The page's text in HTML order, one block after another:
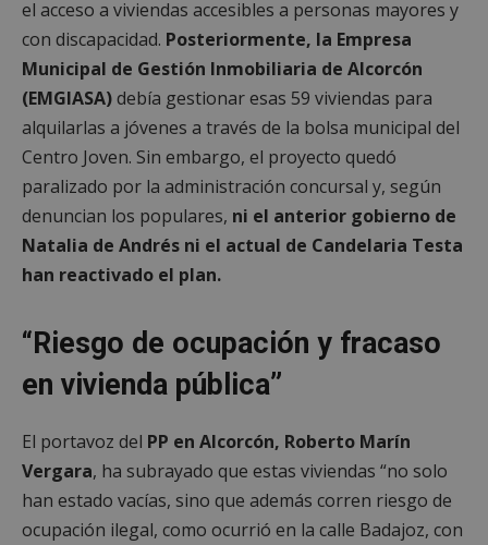
el acceso a viviendas accesibles a personas mayores y
con discapacidad. Posteriormente, la Empresa
Municipal de Gestión Inmobiliaria de Alcorcón
(EMGIASA)debía gestionar esas 59 viviendas para
alquilarlas a jóvenes a través de la bolsa municipal del
Centro Joven. Sin embargo, el proyecto quedó
paralizado por la administración concursal y, según
denuncian los populares, ni el anterior gobierno de
Natalia de Andrés ni el actual de Candelaria Testa
han reactivado el plan.
“Riesgo de ocupación y fracaso
en vivienda pública”
El portavoz del PP en Alcorcón, Roberto Marín
Vergara, ha subrayado que estas viviendas “no solo
han estado vacías, sino que además corren riesgo de
ocupación ilegal, como ocurrió en la calle Badajoz, con